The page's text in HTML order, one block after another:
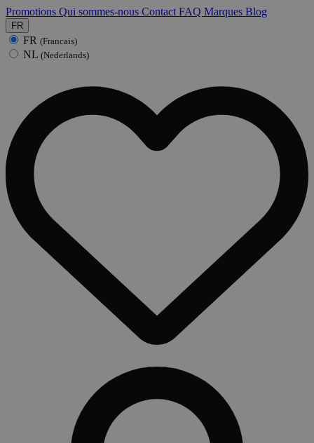
Promotions Qui sommes-nous Contact FAQ Marques Blog
FR
FR (Francais)
NL (Nederlands)